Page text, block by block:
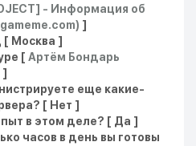
- Информация об
]
[ Москва ]
[ Артём Бондарь
]
еще какие-
[ Нет ]
в этом деле? [ Да ]
часов в день вы готовы